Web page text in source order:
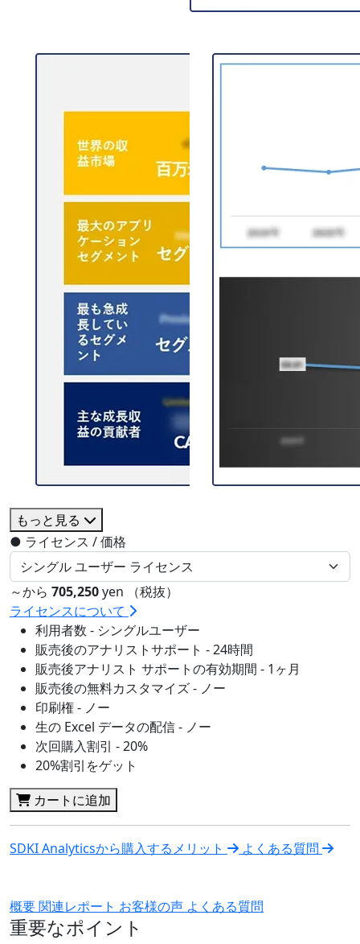
もっと見る
● ライセンス / 価格
～から 705,250yen （税抜）
ライセンスについて
利用者数 - シングルユーザー
販売後のアナリストサポート - 24時間
販売後アナリスト サポートの有効期間 - 1ヶ月
販売後の無料カスタマイズ - ノー
印刷権 - ノー
生の Excel データの配信 - ノー
次回購入割引 - 20%
20%割引をゲット
カートに追加
SDKI Analyticsから購入するメリット よくある質問
概要関連レポート お客様の声 よくある質問
重要なポイント